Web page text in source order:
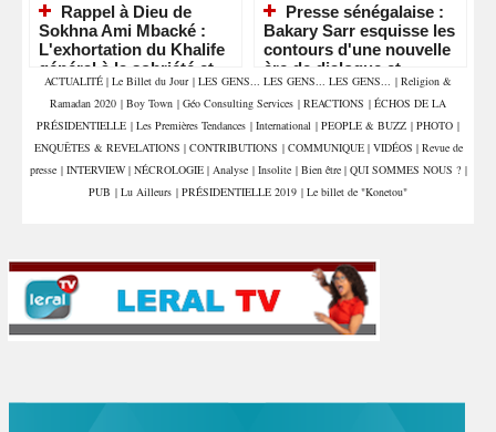
Rappel à Dieu de
Sokhna Ami Mbacké :
L'exhortation du Khalife
général à la sobriété et
aux invocations
Presse sénégalaise :
Bakary Sarr esquisse les
contours d'une nouvelle
ère de dialogue et
annonce d'importantes
réformes
ACTUALITÉ | Le Billet du Jour | LES GENS... LES GENS... LES GENS... | Religion &
Ramadan 2020 | Boy Town | Géo Consulting Services | REACTIONS | ÉCHOS DE LA
PRÉSIDENTIELLE | Les Premières Tendances | International | PEOPLE & BUZZ | PHOTO |
ENQUÊTES & REVELATIONS | CONTRIBUTIONS | COMMUNIQUE | VIDÉOS | Revue de
presse | INTERVIEW | NÉCROLOGIE | Analyse | Insolite | Bien être | QUI SOMMES NOUS ? |
PUB | Lu Ailleurs | PRÉSIDENTIELLE 2019 | Le billet de "Konetou"